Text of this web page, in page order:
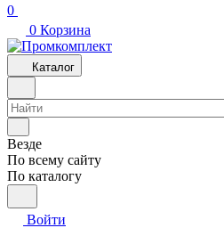
0
0 Корзина
Каталог
Везде
По всему сайту
По каталогу
Войти